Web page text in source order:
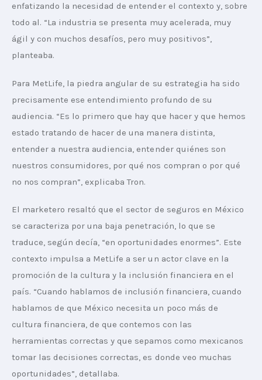
enfatizando la necesidad de entender el contexto y, sobre
todo al. “La industria se presenta muy acelerada, muy
ágil y con muchos desafíos, pero muy positivos”,
planteaba.
Para MetLife, la piedra angular de su estrategia ha sido
precisamente ese entendimiento profundo de su
audiencia. “Es lo primero que hay que hacer y que hemos
estado tratando de hacer de una manera distinta,
entender a nuestra audiencia, entender quiénes son
nuestros consumidores, por qué nos compran o por qué
no nos compran”, explicaba Tron.
El marketero resaltó que el sector de seguros en México
se caracteriza por una baja penetración, lo que se
traduce, según decía, “en oportunidades enormes”. Este
contexto impulsa a MetLife a ser un actor clave en la
promoción de la cultura y la inclusión financiera en el
país. “Cuando hablamos de inclusión financiera, cuando
hablamos de que México necesita un poco más de
cultura financiera, de que contemos con las
herramientas correctas y que sepamos como mexicanos
tomar las decisiones correctas, es donde veo muchas
oportunidades”, detallaba.